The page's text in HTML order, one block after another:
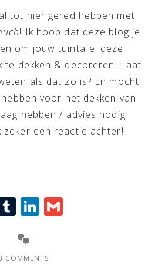
tot hier gered hebben met
! Ik hoop dat deze blog je
om jouw tuintafel deze
te dekken & decoreren. Laat
als dat zo is? En mocht
voor het dekken van
hebben / advies nodig
zeker een reactie achter!
TumblrLinkedIn
COMMENTS